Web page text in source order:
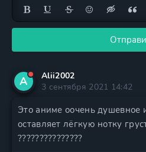
A
Alii2002
3 сентября 2021 14:42
Это аниме оочень душевное
оставляет лёгкую нотку
???????????????